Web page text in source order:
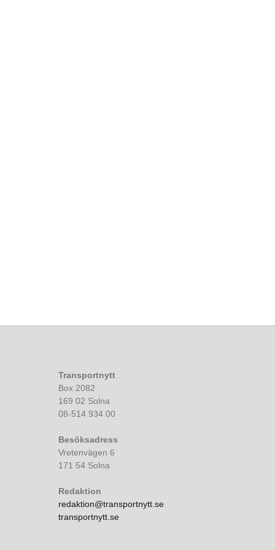
Transportnytt
Box 2082
169 02 Solna
08-514 934 00
Besöksadress
Vretenvägen 6
171 54 Solna
Redaktion
redaktion@transportnytt.se
transportnytt.se